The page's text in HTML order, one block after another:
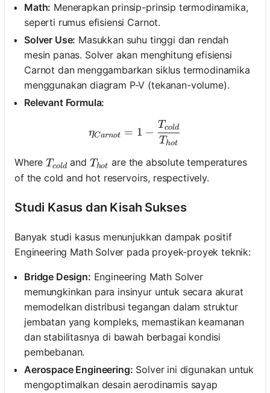
Math: Menerapkan prinsip-prinsip termodinamika,
seperti rumus efisiensi Carnot.
Solver Use: Masukkan suhu tinggi dan rendah
mesin panas. Solver akan menghitung efisiensi
Carnot dan menggambarkan siklus termodinamika
menggunakan diagram P-V (tekanan-volume).
Relevant Formula:
\eta_{Carnot} = 1 -
ηCarnot = 1 −
Thot
Tcold
WhereT_{cold}
Tcoldand T_{hot}
Thot are the absolute temperatures
of the cold and hot reservoirs, respectively.
Studi Kasus dan Kisah Sukses
Banyak studi kasus menunjukkan dampak positif
Engineering Math Solver pada proyek-proyek teknik:
Bridge Design: Engineering Math Solver
memungkinkan para insinyur untuk secara akurat
memodelkan distribusi tegangan dalam struktur
jembatan yang kompleks, memastikan keamanan
dan stabilitasnya di bawah berbagai kondisi
pembebanan.
Aerospace Engineering: Solver ini digunakan untuk
mengoptimalkan desain aerodinamis sayap